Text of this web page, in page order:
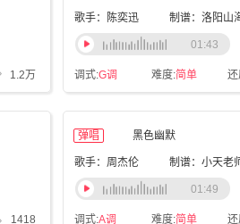
1.2万
歌手：陈奕迅 制谱：洛阳山
调式:G调 难度:简单 还
01:43
1418
弹唱 黑色幽默
歌手：周杰伦 制谱：小天老
调式:A调 难度:简单 还
01:49